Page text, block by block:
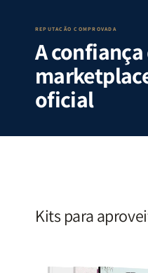
S.
Alves
Alves
REPUTAÇÃO COMPROVADA
A
oficial
Kits para